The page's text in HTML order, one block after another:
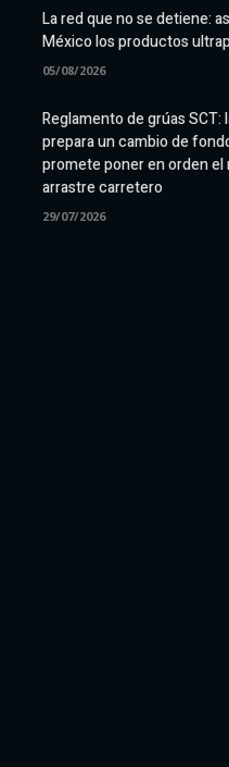
La red que no se detiene:
México los productos
05/08/2026
Reglamento de grúas SCT:
prepara un cambio de
promete poner en orden el
arrastre carretero
29/07/2026